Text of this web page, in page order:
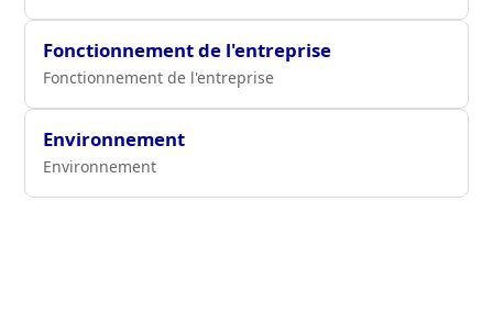
Fonctionnement de l'entreprise
Fonctionnement de l'entreprise
Environnement
Environnement